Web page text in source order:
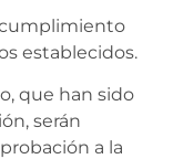
establecidos.
que han sido
serán
a la